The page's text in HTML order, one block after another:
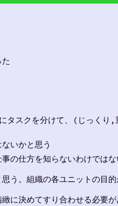
クを分けて、(じっくり,
いかと思う
仕方を知らないわけではな
う。組織の各ユニットの目
に決めてすり合わせる必要